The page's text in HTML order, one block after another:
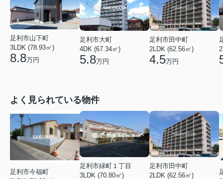
足利市山下町
3LDK (78.93㎡)
8.8万円
足利市大町
4DK (67.34㎡)
5.8万円
足利市田中町
2LDK (62.56㎡)
4.5万円
よく見られている物件
足利市今福町
足利市緑町１丁目
3LDK (70.80㎡)
足利市田中町
2LDK (62.56㎡)